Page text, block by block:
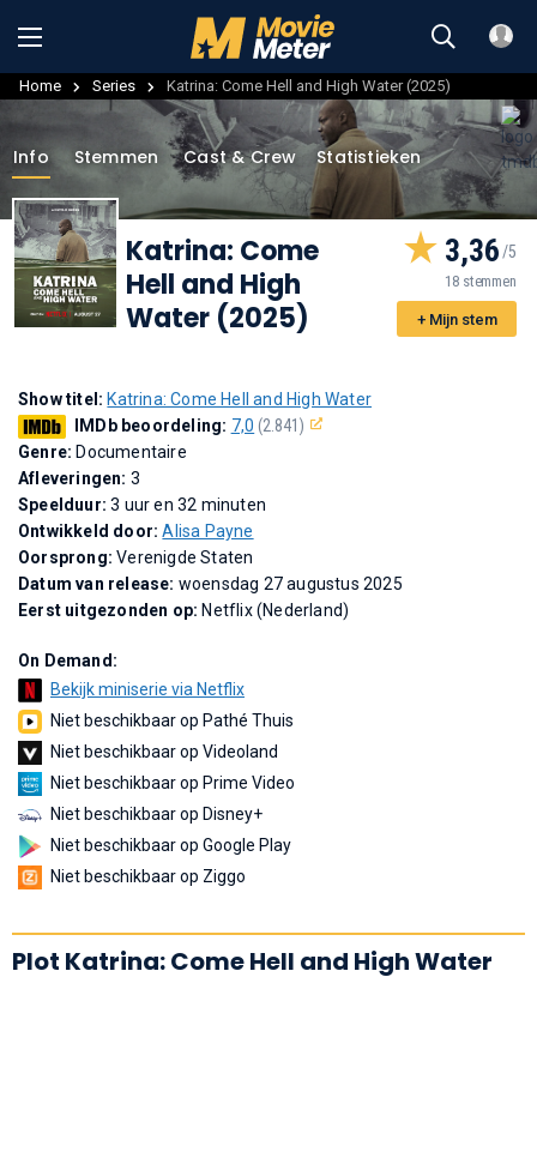
Home Series Katrina: Come Hell and High Water (2025)
Info Stemmen Cast & Crew Statistieken
Katrina: Come
Hell and High
Water (2025)
3,36
18 stemmen
+ Mijn stem
Show titel: Katrina: Come Hell and High Water
IMDb beoordeling: 7,0 (2.841)
Genre: Documentaire
Afleveringen: 3
Speelduur:3 uur en 32 minuten
Ontwikkeld door:Alisa Payne
Oorsprong:Verenigde Staten
Datum van release: woensdag 27 augustus 2025
Eerst uitgezonden op: Netflix (Nederland)
On Demand:
Bekijk miniserie via Netflix
Niet beschikbaar op Pathé Thuis
Niet beschikbaar op Videoland
Niet beschikbaar op Prime Video
Niet beschikbaar op Disney+
Niet beschikbaar op Google Play
Niet beschikbaar op Ziggo
Plot Katrina: Come Hell and High Water